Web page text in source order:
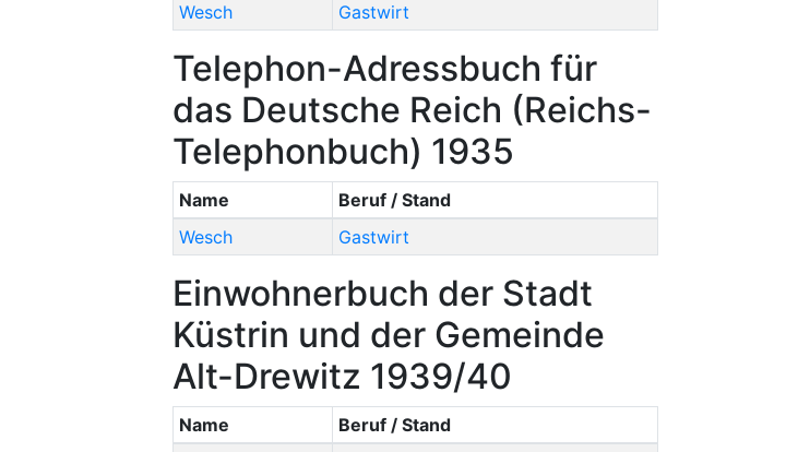
Wesch
Gastwirt
Telephon-Adressbuch für
das Deutsche Reich (Reichs-
Telephonbuch) 1935
Name
Beruf / Stand
Wesch
Gastwirt
Einwohnerbuch der Stadt
Küstrin und der Gemeinde
Alt-Drewitz 1939/40
Name
Beruf / Stand